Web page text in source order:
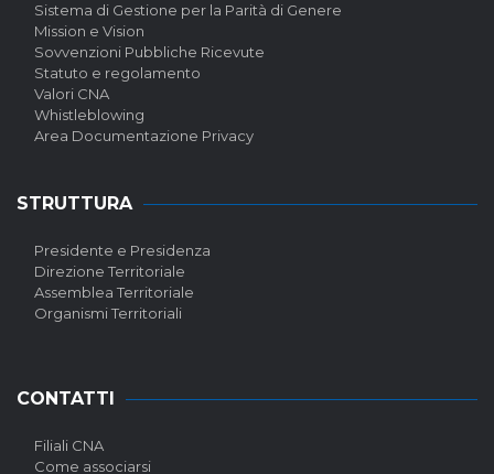
Sistema di Gestione per la Parità di Genere
Mission e Vision
Sovvenzioni Pubbliche Ricevute
Statuto e regolamento
Valori CNA
Whistleblowing
Area Documentazione Privacy
STRUTTURA
Presidente e Presidenza
Direzione Territoriale
Assemblea Territoriale
Organismi Territoriali
CONTATTI
Filiali CNA
Come associarsi